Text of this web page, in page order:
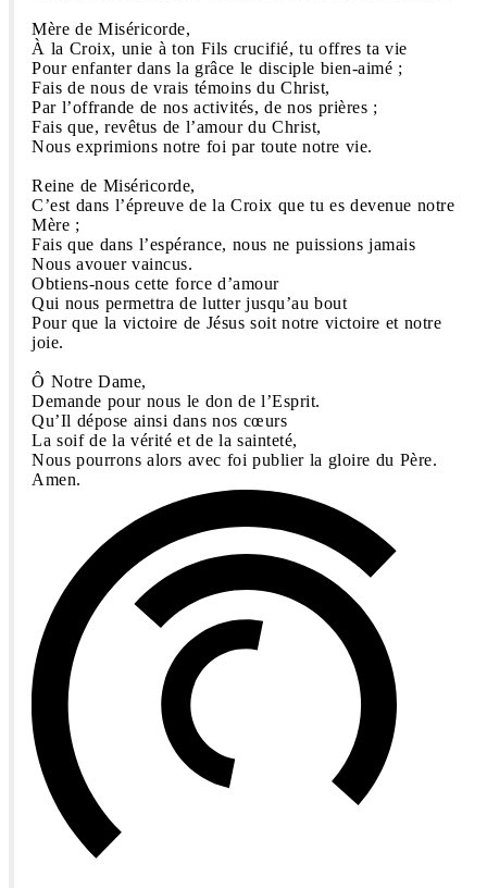
Mère de Miséricorde,
À la Croix, unie à ton Fils crucifié, tu offres ta vie
Pour enfanter dans la grâce le disciple bien-aimé ;
Fais de nous de vrais témoins du Christ,
Par l’offrande de nos activités, de nos prières ;
Fais que, revêtus de l’amour du Christ,
Nous exprimions notre foi par toute notre vie.
Reine de Miséricorde,
C’est dans l’épreuve de la Croix que tu es devenue notre
Mère ;
Fais que dans l’espérance, nous ne puissions jamais
Nous avouer vaincus.
Obtiens-nous cette force d’amour
Qui nous permettra de lutter jusqu’au bout
Pour que la victoire de Jésus soit notre victoire et notre
joie.
Ô Notre Dame,
Demande pour nous le don de l’Esprit.
Qu’Il dépose ainsi dans nos cœurs
La soif de la vérité et de la sainteté,
Nous pourrons alors avec foi publier la gloire du Père.
Amen.